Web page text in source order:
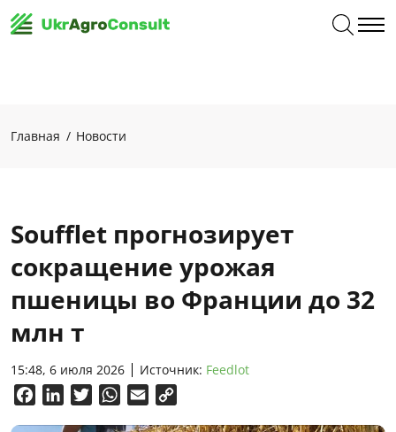
Главная Новости
Soufflet прогнозирует
сокращение урожая
пшеницы во Франции до 32
млн т
15:48, 6 июля 2026 Источник: Feedlot
FacebookLinkedInTwitterWhatsApp
Email